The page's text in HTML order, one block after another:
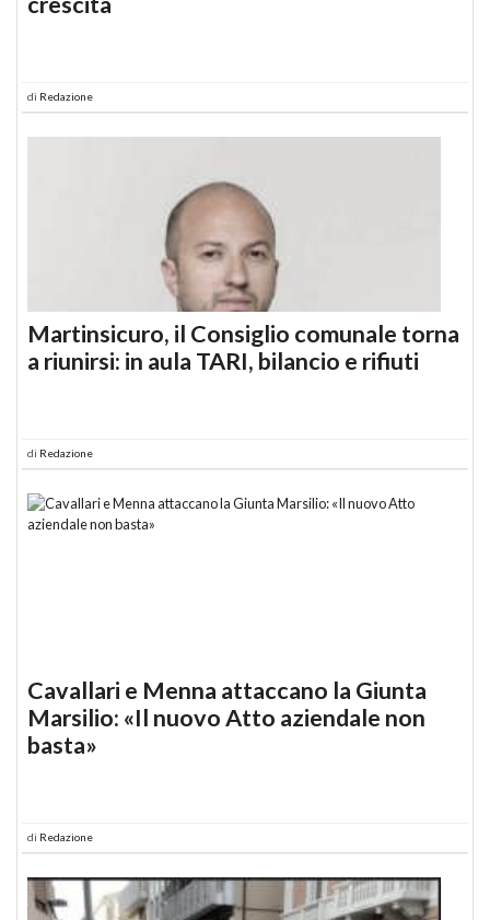
di Redazione
Martinsicuro, il Consiglio comunale torna
a riunirsi: in aula TARI, bilancio e rifiuti
di Redazione
Cavallari e Menna attaccano la Giunta
Marsilio: «Il nuovo Atto aziendale non
basta»
di Redazione